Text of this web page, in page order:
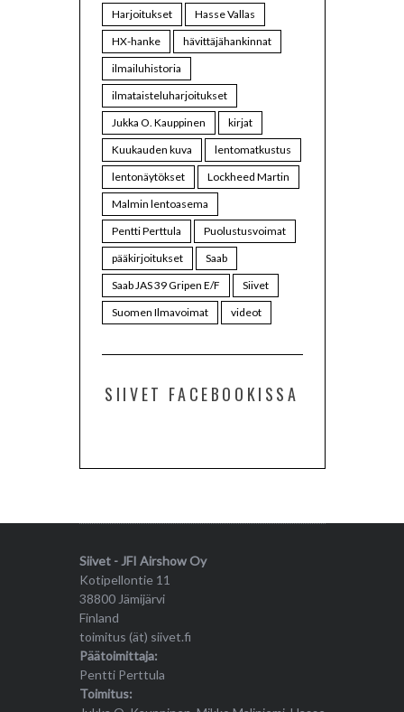
Harjoitukset
Hasse Vallas
HX-hanke
hävittäjähankinnat
ilmailuhistoria
ilmataisteluharjoitukset
Jukka O. Kauppinen
kirjat
Kuukauden kuva
lentomatkustus
lentonäytökset
Lockheed Martin
Malmin lentoasema
Pentti Perttula
Puolustusvoimat
pääkirjoitukset
Saab
Saab JAS 39 Gripen E/F
Siivet
Suomen Ilmavoimat
videot
SIIVET FACEBOOKISSA
Siivet - JFI Airshow Oy
Kotipellontie 11
38800 Jämijärvi
Finland
toimitus (ät) siivet.fi
Päätoimittaja:
Pentti Perttula
Toimitus: